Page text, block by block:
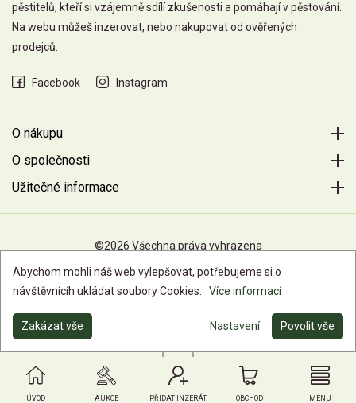
ÚVOD AUKCE PŘIDAT INZERÁT OBCHOD MENU
pěstitelů, kteří si vzájemně sdílí zkušenosti a pomáhají v pěstování.
Na webu můžeš inzerovat, nebo nakupovat od ověřených
prodejců.
Facebook Instagram
O nákupu
O společnosti
Užitečné informace
©2026 Všechna práva vyhrazena
Abychom mohli náš web vylepšovat, potřebujeme si o
návštěvnícíh ukládat soubory Cookies.
Více informací
Zakázat vše Nastavení Povolit vše